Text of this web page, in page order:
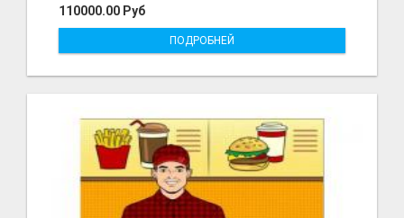
110000.00 Руб
ПОДРОБНЕЙ